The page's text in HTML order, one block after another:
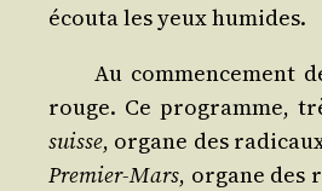
écou­ta les yeux humides.
Au com­men­ce­ment
rouge. Ce pro­gramme,
suisse, organe des
Pre­mier-Mars, organe des